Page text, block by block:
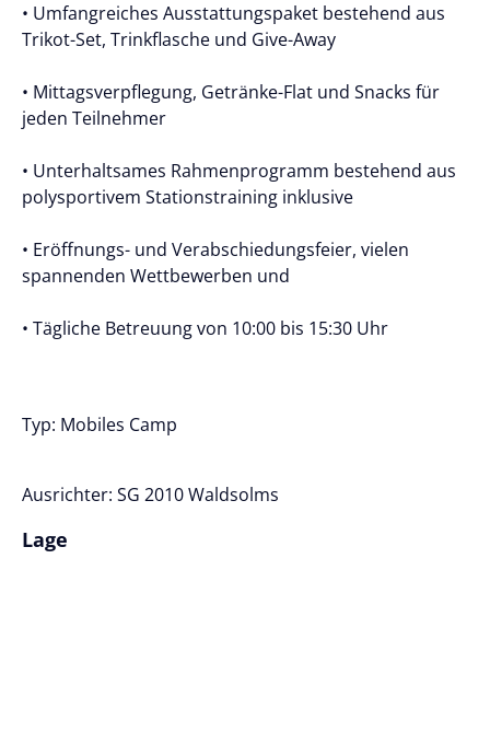
• Umfangreiches Ausstattungspaket bestehend aus
Trikot-Set, Trinkflasche und Give-Away
• Mittagsverpflegung, Getränke-Flat und Snacks für
jeden Teilnehmer
• Unterhaltsames Rahmenprogramm bestehend aus
polysportivem Stationstraining inklusive
• Eröffnungs- und Verabschiedungsfeier, vielen
spannenden Wettbewerben und
• Tägliche Betreuung von 10:00 bis 15:30 Uhr
Typ: Mobiles Camp
Ausrichter: SG 2010 Waldsolms
Lage